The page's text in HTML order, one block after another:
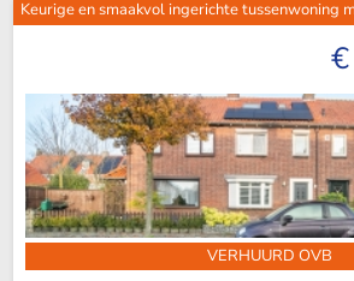
Keurige en smaakvol ingerichte tussenwoning
VERHUURD OVB